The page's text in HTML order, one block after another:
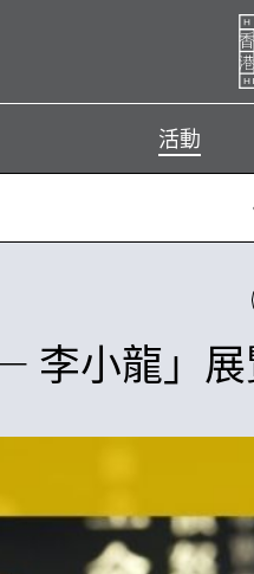
活動
李小龍」展